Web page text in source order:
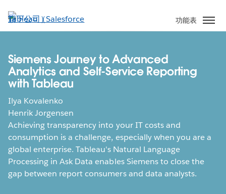
至
主
功能表
Siemens Journey to Advanced
Analytics and Self-Service Reporting
with Tableau
Ilya Kovalenko
Henrik Jorgensen
Achieving transparency into your IT costs and
consumption is a challenge, especially when you are a
global enterprise. Tableau's Natural Language
Processing in Ask Data enables Siemens to close the
gap between report consumers and data analysts.